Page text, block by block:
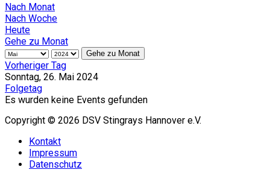
Nach Monat
Nach Woche
Heute
Gehe zu Monat
Gehe zu Monat
Vorheriger Tag
Sonntag, 26. Mai 2024
Folgetag
Es wurden keine Events gefunden
Copyright © 2026 DSV Stingrays Hannover e.V.
Kontakt
Impressum
Datenschutz